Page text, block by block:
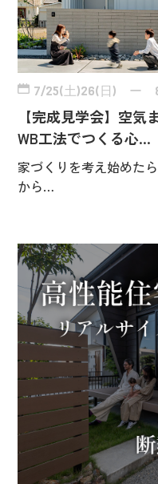
7/25(土)26(日) ー
【完成見学会】空気
WB工法でつくる心…
家づくりを考え始めた
から…